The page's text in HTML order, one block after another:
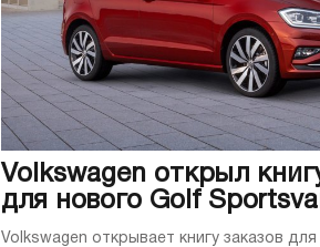
Volkswagen открыл
для нового Golf
Volkswagen открывает книгу заказов